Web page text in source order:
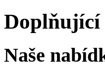
Doplňující
Naše